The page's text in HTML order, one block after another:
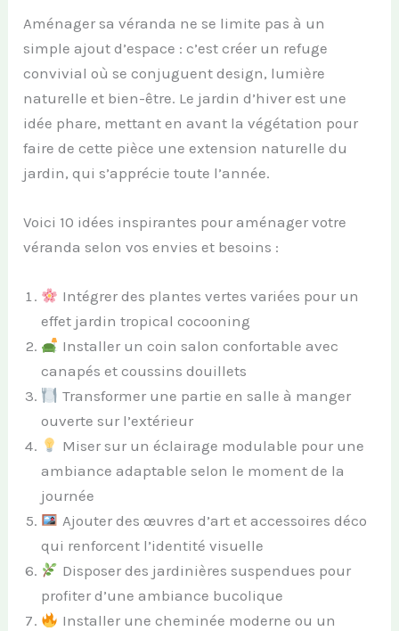
Aménager sa véranda ne se limite pas à un
simple ajout d’espace : c’est créer un refuge
convivial où se conjuguent design, lumière
naturelle et bien-être. Le jardin d’hiver est une
idée phare, mettant en avant la végétation pour
faire de cette pièce une extension naturelle du
jardin, qui s’apprécie toute l’année.
Voici 10 idées inspirantes pour aménager votre
véranda selon vos envies et besoins :
Intégrer des plantes vertes variées pour un
effet jardin tropical cocooning
Installer un coin salon confortable avec
canapés et coussins douillets
Transformer une partie en salle à manger
ouverte sur l’extérieur
Miser sur un éclairage modulable pour une
ambiance adaptable selon le moment de la
journée
Ajouter des œuvres d’art et accessoires déco
qui renforcent l’identité visuelle
Disposer des jardinières suspendues pour
profiter d’une ambiance bucolique
Installer une cheminée moderne ou un